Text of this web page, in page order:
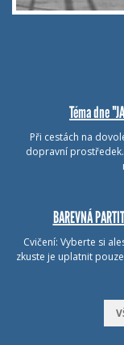
Téma dne
Při cestách na
dopravní
BAREVNÁ
Cvičení: Vyberte si
zkuste je uplatnit